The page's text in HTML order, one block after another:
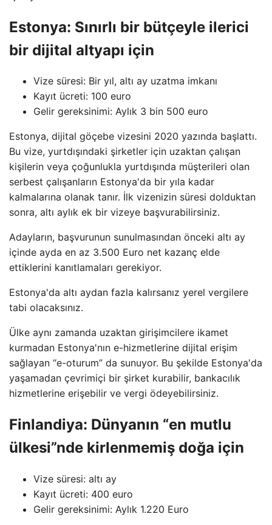
Estonya: Sınırlı bir bütçeyle ilerici
bir dijital altyapı için
Vize süresi: Bir yıl, altı ay uzatma imkanı
Kayıt ücreti: 100 euro
Gelir gereksinimi: Aylık 3 bin 500 euro
Estonya, dijital göçebe vizesini 2020 yazında başlattı.
Bu vize, yurtdışındaki şirketler için uzaktan çalışan
kişilerin veya çoğunlukla yurtdışında müşterileri olan
serbest çalışanların Estonya'da bir yıla kadar
kalmalarına olanak tanır. İlk vizenizin süresi dolduktan
sonra, altı aylık ek bir vizeye başvurabilirsiniz.
Adayların, başvurunun sunulmasından önceki altı ay
içinde ayda en az 3.500 Euro net kazanç elde
ettiklerini kanıtlamaları gerekiyor.
Estonya'da altı aydan fazla kalırsanız yerel vergilere
tabi olacaksınız.
Ülke aynı zamanda uzaktan girişimcilere ikamet
kurmadan Estonya'nın e-hizmetlerine dijital erişim
sağlayan “e-oturum” da sunuyor. Bu şekilde Estonya'da
yaşamadan çevrimiçi bir şirket kurabilir, bankacılık
hizmetlerine erişebilir ve vergi ödeyebilirsiniz.
Finlandiya: Dünyanın “en mutlu
ülkesi”nde kirlenmemiş doğa için
Vize süresi: altı ay
Kayıt ücreti: 400 euro
Gelir gereksinimi: Aylık 1.220 Euro